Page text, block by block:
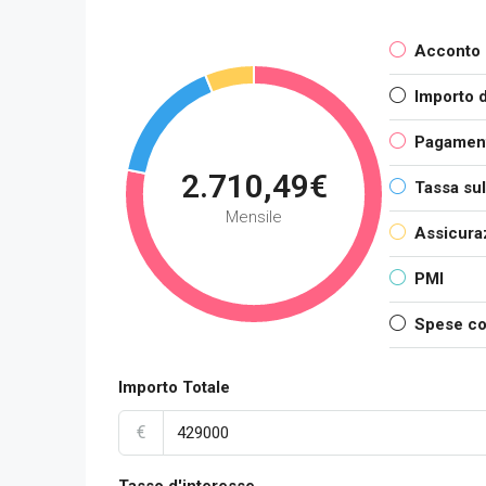
2.710,49€
Mensile
Acconto
Importo
Tassa
PMI
Spese
Importo Totale
€